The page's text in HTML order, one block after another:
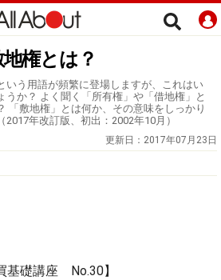
権とは？
いう用語が頻繁に登場しますが、これはい
うか？ よく聞く「所有権」や「借地権」と
「敷地権」とは何か、その意味をしっかり
年改訂版、初出：2002年10月）
更新日： 2017年07月23日
基礎講座 No.30】